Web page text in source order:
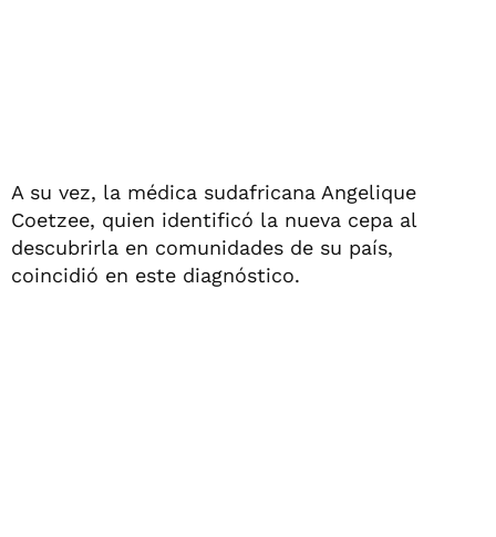
A su vez, la médica sudafricana Angelique
Coetzee, quien identificó la nueva cepa al
descubrirla en comunidades de su país,
coincidió en este diagnóstico.